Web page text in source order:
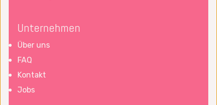
Unternehmen
Über uns
FAQ
Kontakt
Jobs